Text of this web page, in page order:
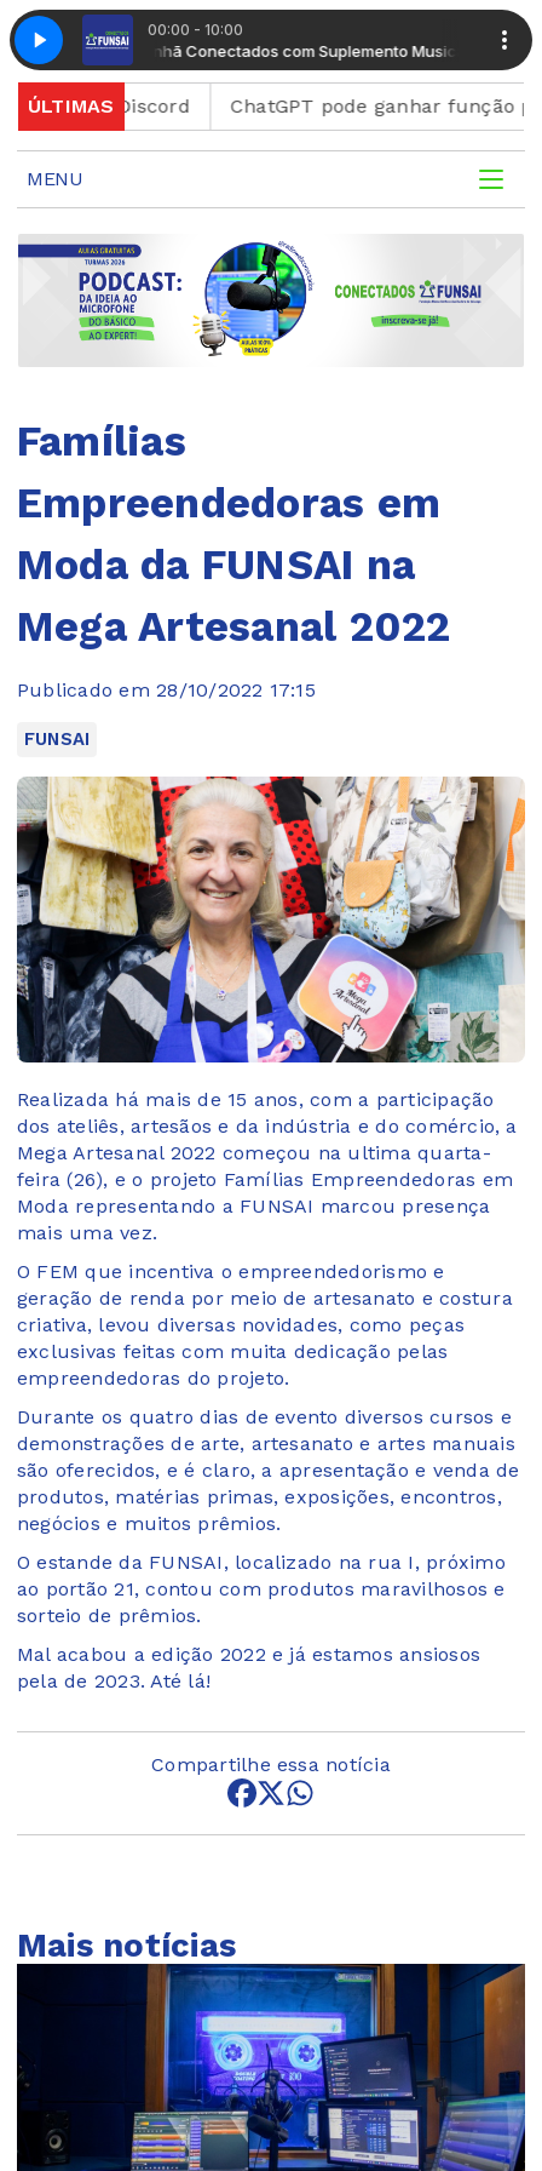
00:00 - 10:00
MusicalManhã Conectados com Suplemento Musical
ÚLTIMAS
Discord ChatGPT pode ganhar função para
MENU
Famílias
Empreendedoras em
Moda da FUNSAI na
Mega Artesanal 2022
Publicado em 28/10/2022 17:15
FUNSAI
Realizada há mais de 15 anos, com a participação
dos ateliês, artesãos e da indústria e do comércio, a
Mega Artesanal 2022 começou na ultima quarta-
feira (26), e o projeto Famílias Empreendedoras em
Moda representando a FUNSAI marcou presença
mais uma vez.
O FEM que incentiva o empreendedorismo e
geração de renda por meio de artesanato e costura
criativa, levou diversas novidades, como peças
exclusivas feitas com muita dedicação pelas
empreendedoras do projeto.
Durante os quatro dias de evento diversos cursos e
demonstrações de arte, artesanato e artes manuais
são oferecidos, e é claro, a apresentação e venda de
produtos, matérias primas, exposições, encontros,
negócios e muitos prêmios.
O estande da FUNSAI, localizado na rua I, próximo
ao portão 21, contou com produtos maravilhosos e
sorteio de prêmios.
Mal acabou a edição 2022 e já estamos ansiosos
pela de 2023. Até lá!
Compartilhe essa notícia
Mais notícias